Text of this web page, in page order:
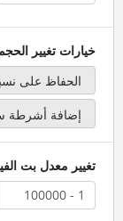
خيارات تغيير
تغيير معدل بت